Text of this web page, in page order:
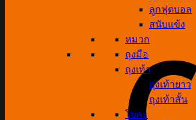
ลูกฟุตบอล
สนับแข้ง
หมวก
ถุงมือ
ถุงเท้า
ถุงเท้ายาว
ถุงเท้าสั้น
โยคะ